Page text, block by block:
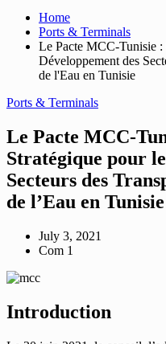
Home
Ports & Terminals
Le Pacte MCC-Tunisie
Développement des
de l'Eau en Tunisie
Ports & Terminals
Le Pacte MCC-
Stratégique pour
Secteurs des
de l’Eau en Tunisie
July 3, 2021
Com 1
Introduction